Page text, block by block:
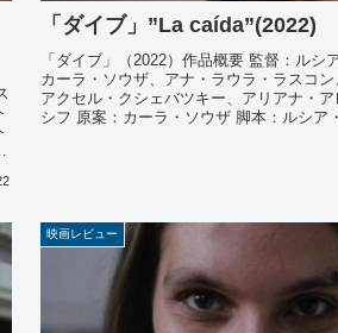
「ダイブ」”La caída”(2022)
「ダイブ」（2022）作品概要 監督：ルシ
カーラ・ソウザ、アナ・ラウラ・ラスコン
アクセル・クシェバツキー、アリアナ・
シフ 原案：カーラ・ソウザ 脚本：ルシア
映画レビュー